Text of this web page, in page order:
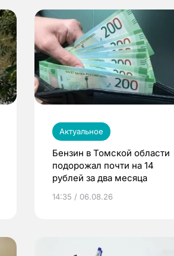
Актуальное
Бензин в Томской области
подорожал почти на 14
рублей за два месяца
14:35 / 06.08.26